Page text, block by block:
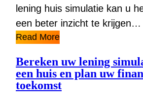
lening huis simulatie kan u
een beter inzicht te krijgen…
Read More
Bereken uw lening
een huis en plan uw
toekomst